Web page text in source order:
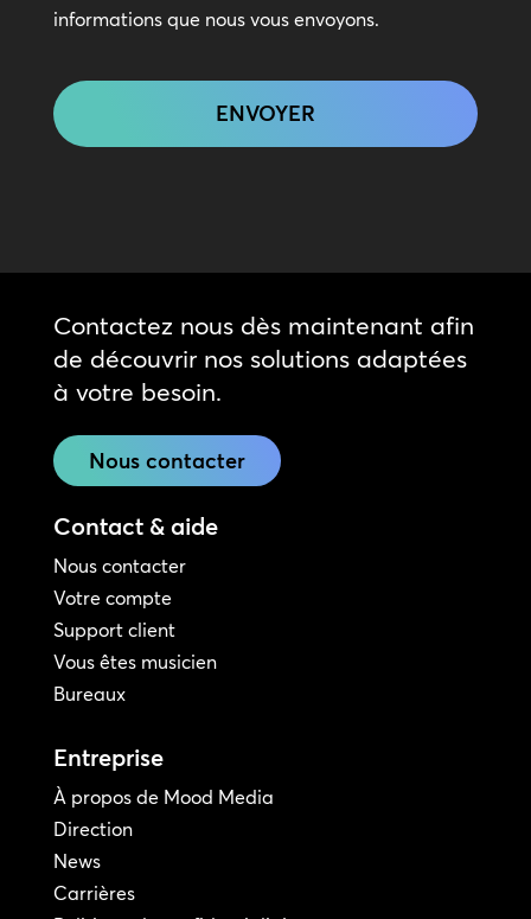
informations que nous vous envoyons.
Contactez nous dès maintenant afin
de découvrir nos solutions adaptées
à votre besoin.
Nous contacter
Contact & aide
Nous contacter
Votre compte
Support client
Vous êtes musicien
Bureaux
Entreprise
À propos de Mood Media
Direction
News
Carrières